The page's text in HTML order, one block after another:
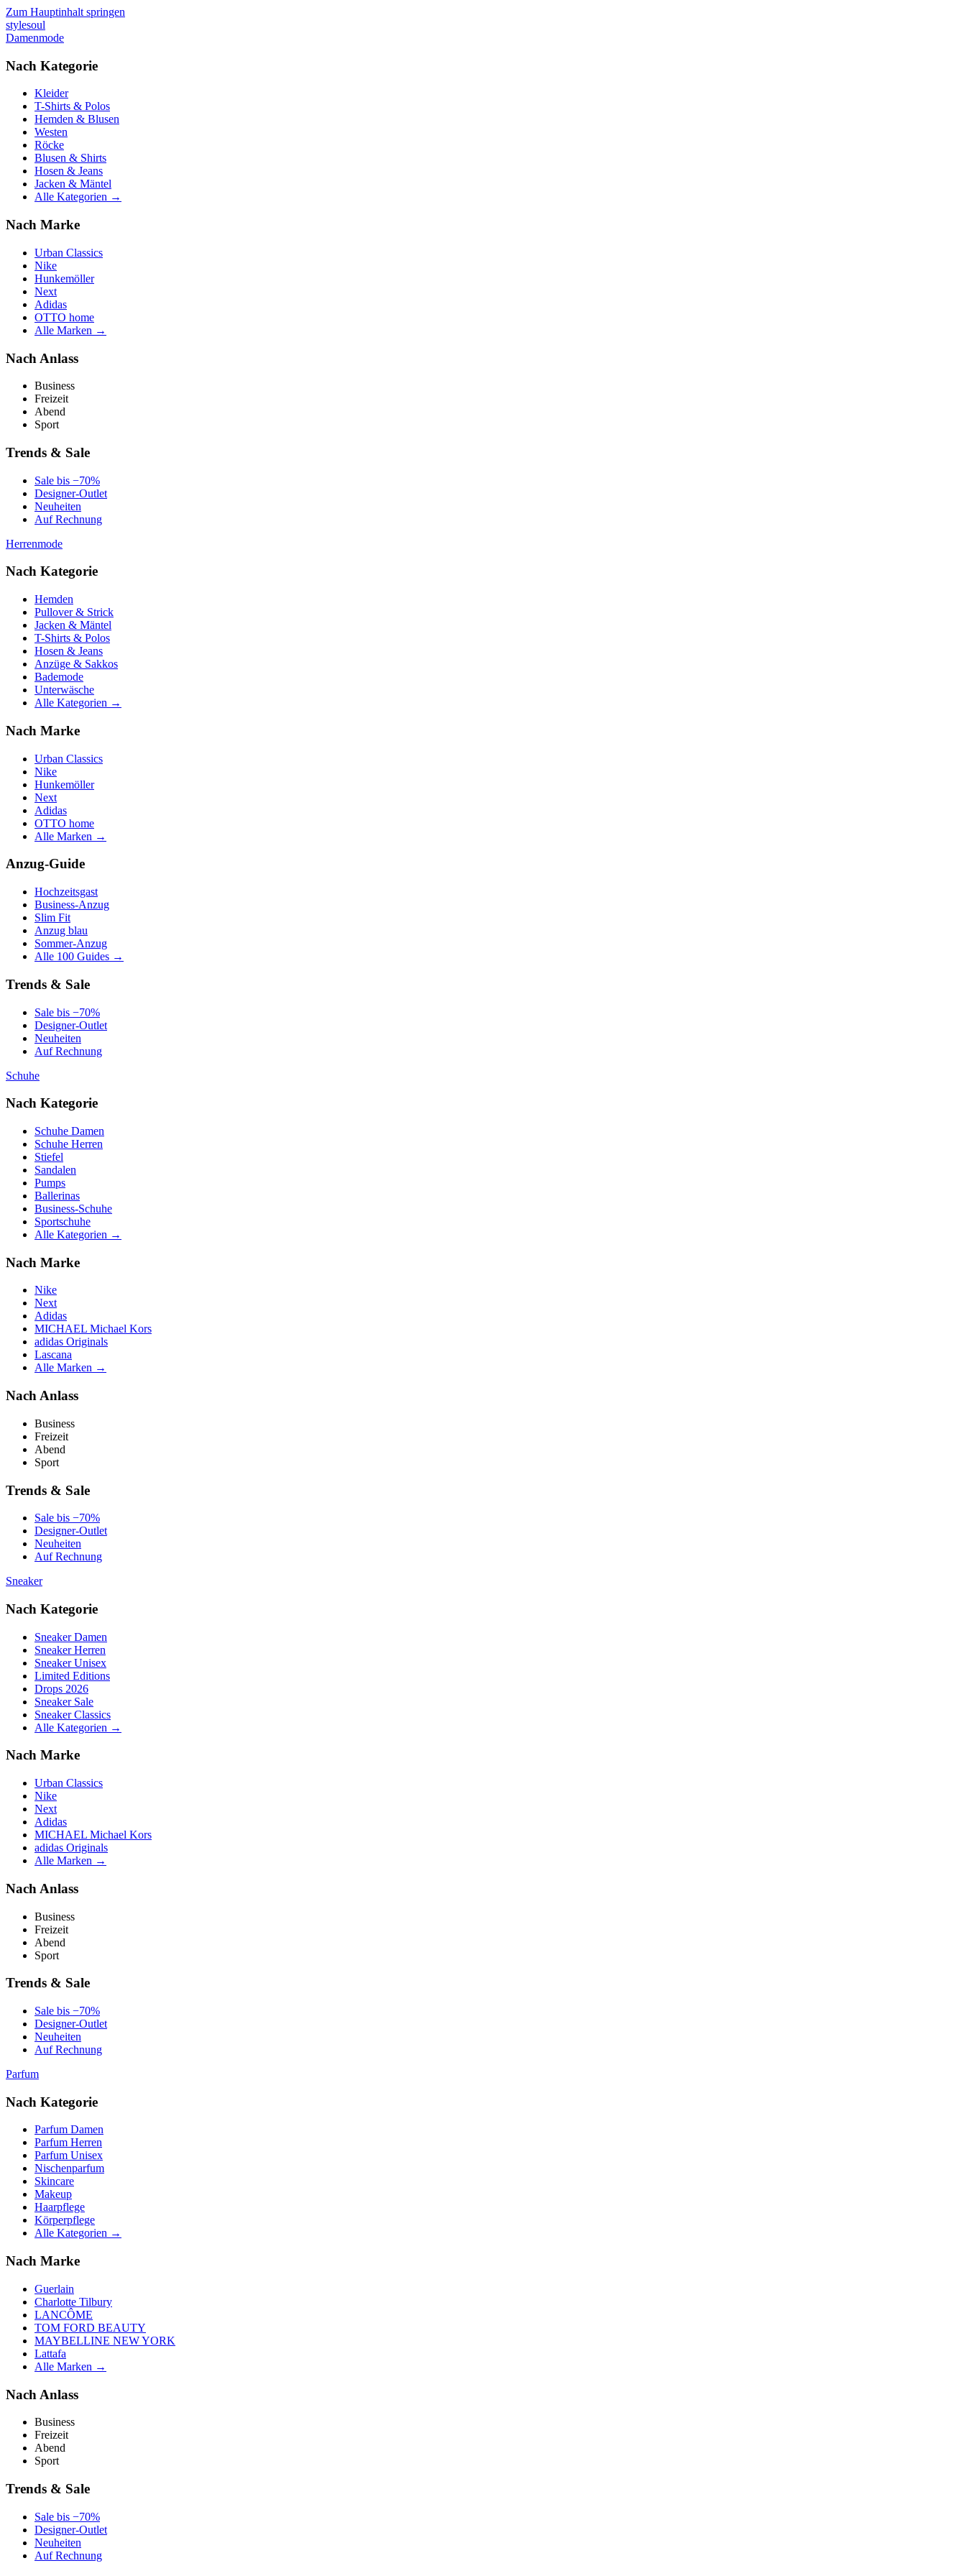
Zum Hauptinhalt springen
stylesoul
Damenmode
Nach Kategorie
Kleider
T-Shirts & Polos
Hemden & Blusen
Westen
Röcke
Blusen & Shirts
Hosen & Jeans
Jacken & Mäntel
Alle Kategorien →
Nach Marke
Urban Classics
Nike
Hunkemöller
Next
Adidas
OTTO home
Alle Marken →
Nach Anlass
Business
Freizeit
Abend
Sport
Trends & Sale
Sale bis −70%
Designer-Outlet
Neuheiten
Auf Rechnung
Herrenmode
Nach Kategorie
Hemden
Pullover & Strick
Jacken & Mäntel
T-Shirts & Polos
Hosen & Jeans
Anzüge & Sakkos
Bademode
Unterwäsche
Alle Kategorien →
Nach Marke
Urban Classics
Nike
Hunkemöller
Next
Adidas
OTTO home
Alle Marken →
Anzug-Guide
Hochzeitsgast
Business-Anzug
Slim Fit
Anzug blau
Sommer-Anzug
Alle 100 Guides →
Trends & Sale
Sale bis −70%
Designer-Outlet
Neuheiten
Auf Rechnung
Schuhe
Nach Kategorie
Schuhe Damen
Schuhe Herren
Stiefel
Sandalen
Pumps
Ballerinas
Business-Schuhe
Sportschuhe
Alle Kategorien →
Nach Marke
Nike
Next
Adidas
MICHAEL Michael Kors
adidas Originals
Lascana
Alle Marken →
Nach Anlass
Business
Freizeit
Abend
Sport
Trends & Sale
Sale bis −70%
Designer-Outlet
Neuheiten
Auf Rechnung
Sneaker
Nach Kategorie
Sneaker Damen
Sneaker Herren
Sneaker Unisex
Limited Editions
Drops 2026
Sneaker Sale
Sneaker Classics
Alle Kategorien →
Nach Marke
Urban Classics
Nike
Next
Adidas
MICHAEL Michael Kors
adidas Originals
Alle Marken →
Nach Anlass
Business
Freizeit
Abend
Sport
Trends & Sale
Sale bis −70%
Designer-Outlet
Neuheiten
Auf Rechnung
Parfum
Nach Kategorie
Parfum Damen
Parfum Herren
Parfum Unisex
Nischenparfum
Skincare
Makeup
Haarpflege
Körperpflege
Alle Kategorien →
Nach Marke
Guerlain
Charlotte Tilbury
LANCÔME
TOM FORD BEAUTY
MAYBELLINE NEW YORK
Lattafa
Alle Marken →
Nach Anlass
Business
Freizeit
Abend
Sport
Trends & Sale
Sale bis −70%
Designer-Outlet
Neuheiten
Auf Rechnung